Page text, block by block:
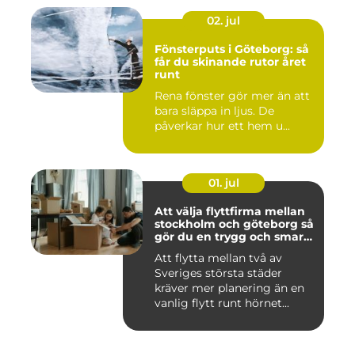
02. jul
Fönsterputs i Göteborg: så
får du skinande rutor året
runt
Rena fönster gör mer än att
bara släppa in ljus. De
påverkar hur ett hem u...
01. jul
Att välja flyttfirma mellan
stockholm och göteborg så
gör du en trygg och smart
Att flytta mellan två av
Sveriges största städer
kräver mer planering än en
vanlig flytt runt hörnet...